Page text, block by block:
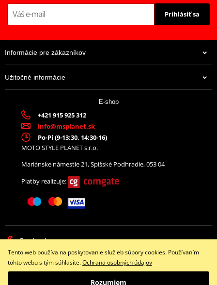
Prihlásiť sa
Informácie pre zákazníkov
Užitočné informácie
E-shop
+421 915 925 312
info@msplanet.sk
Po-Pi (9-13:30, 14:30-16)
MOTO STYLE PLANET s.r.o.
Mariánske námestie 21, Spišské Podhradie, 053 04
Platby realizuje:
Facebook
Copyright © 2026 www.namotorku.sk
Tento web používa na poskytovanie služieb súbory cookies. Používaním
tohto webu s tým súhlasíte.Ochrana osobných údajov
Rozumiem